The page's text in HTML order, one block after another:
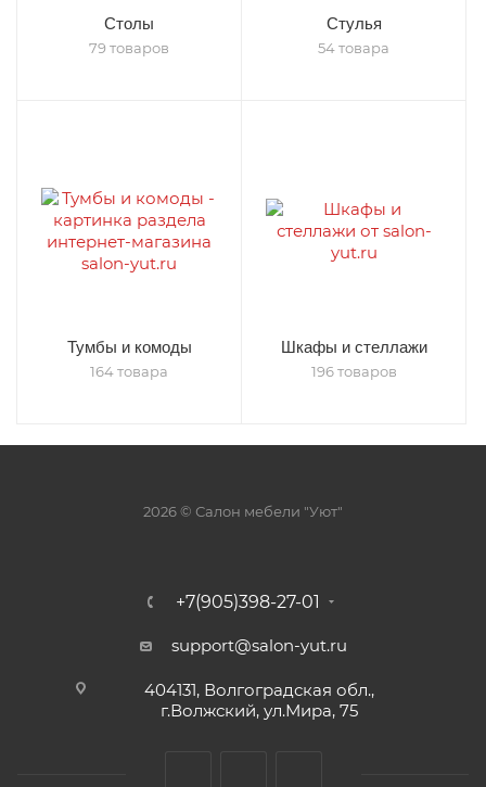
Столы
79 товаров
Стулья
54 товара
Тумбы и комоды
164 товара
Шкафы и стеллажи
196 товаров
2026 © Салон мебели "Уют"
+7(905)398-27-01
support@salon-yut.ru
404131, Волгоградская обл.,
г.Волжский, ул.Мира, 75